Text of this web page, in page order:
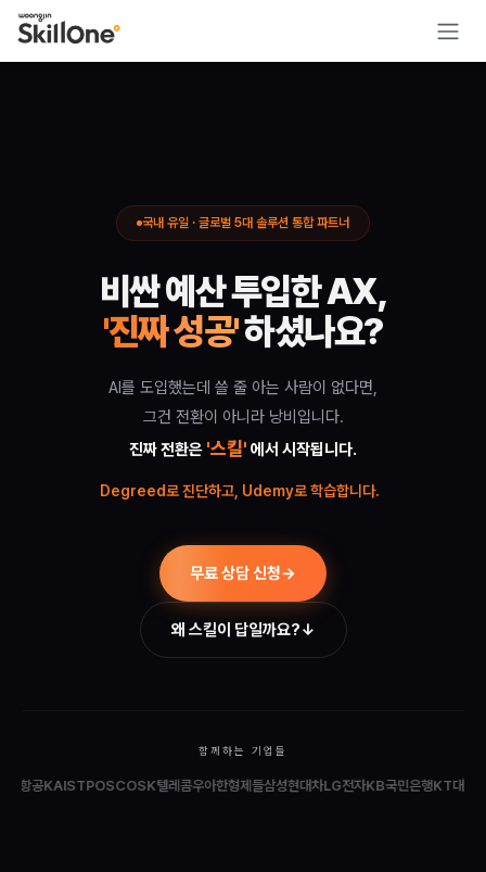
콘텐츠로 건너뛰기
스킬원 제공 글로벌 5대 플랫폼 솔루션
Degreed (디그리드) : LXP 시장 점유율 1위, 스킬 프로파일링
Udemy Business (유데미 비즈니스): 테크 콘텐츠 1위, 최신
Coursera for Business (코세라): 세계 1위 고등교육 학습 플
LinkedIn Learning (링크드인 러닝): 프로필 연동 1위, 12억 커
LinkedIn Talent Solutions (링크드인 탤런트 솔루션)
스킬원이 해결하는 기업 교육의 과제
기존 역량(Competency) 중심의 평가는 추상적이고 측정하기 어려
국내 유일 · 글로벌 5대 솔루션 통합 파트너
비싼예산투입한AX,
'진짜 성공'하셨나요?
AI를 도입했는데 쓸 줄 아는 사람이 없다면,
그건 전환이 아니라 낭비입니다.
진짜 전환은 '스킬' 에서 시작됩니다.
Degreed로
무료 상담 신청→
왜 스킬이 답일까요?↓
함께하는 기업들
KAISTPOSCOSK텔레콤우아한형제들삼성현대차LG전자KB국민은행KT대한항공